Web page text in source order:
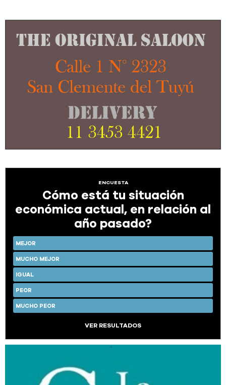
ENCUESTA
Cómo está tu situación
económica actual, en relación al
año pasado?
MEJOR
MUCHO MEJOR
IGUAL
PEOR
MUCHO PEOR
VER RESULTADOS